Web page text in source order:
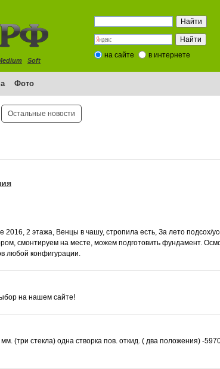
Soft
на сайте в интернете
Фото
Остальные новости
2 этажа, Венцы в чашу, стропила есть, За лето подсох/
смонтируем на месте, можем подготовить фундамент.
любой конфигурации.
на нашем сайте!
(три стекла) одна створка пов. откид. ( два положения) -